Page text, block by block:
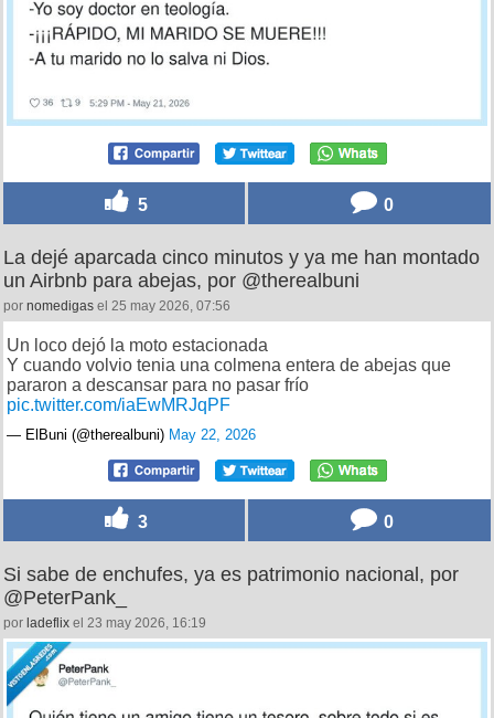
5 0
La dejé aparcada cinco minutos y ya me han montado
un Airbnb para abejas, por @therealbuni
por nomedigas el 25 may 2026, 07:56
Un loco dejó la moto estacionada
Y cuando volvio tenia una colmena entera de abejas que
pararon a descansar para no pasar frío
pic.twitter.com/iaEwMRJqPF
— ElBuni (@therealbuni) May 22, 2026
3 0
Si sabe de enchufes, ya es patrimonio nacional, por
@PeterPank_
por ladeflix el 23 may 2026, 16:19